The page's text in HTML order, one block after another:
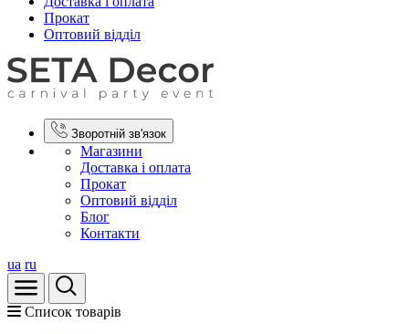
Прокат
Оптовий відділ
Зворотній зв'язок
Магазини
Доставка і оплата
Прокат
Оптовий відділ
Блог
Контакти
ua ru
Список товарів